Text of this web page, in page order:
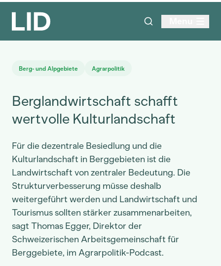
Berg- und Alpgebiete Agrarpolitik
Berglandwirtschaft schafft
wertvolle Kulturlandschaft
Für die dezentrale Besiedlung und die
Kulturlandschaft in Berggebieten ist die
Landwirtschaft von zentraler Bedeutung. Die
Strukturverbesserung müsse deshalb
weitergeführt werden und Landwirtschaft und
Tourismus sollten stärker zusammenarbeiten,
sagt Thomas Egger, Direktor der
Schweizerischen Arbeitsgemeinschaft für
Berggebiete, im Agrarpolitik-Podcast.